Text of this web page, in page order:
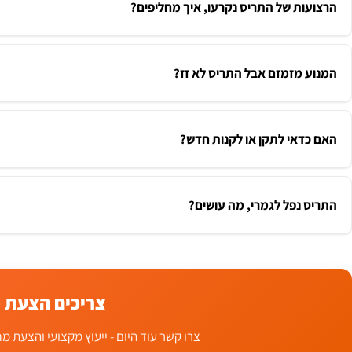
הרצועות של התריס נקרעו, איך מחליפים?
המנוע מזמזם אבל התריס לא זז?
האם כדאי לתקן או לקנות חדש?
התריס נפל לגמרי, מה עושים?
צריכים
צרו קשר עוד היום - ייעוץ מקצועי